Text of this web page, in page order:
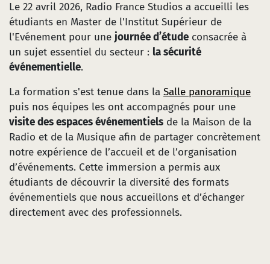
Le 22 avril 2026, Radio France Studios a accueilli les
étudiants en Master de l'Institut Supérieur de
l'Evénement pour une journée d’étude consacrée à
un sujet essentiel du secteur : la sécurité
événementielle.
La formation s'est tenue dans la Salle panoramique
puis nos équipes les ont accompagnés pour une
visite des espaces événementiels de la Maison de la
Radio et de la Musique afin de partager concrètement
notre expérience de l’accueil et de l’organisation
d’événements. Cette immersion a permis aux
étudiants de découvrir la diversité des formats
événementiels que nous accueillons et d’échanger
directement avec des professionnels.